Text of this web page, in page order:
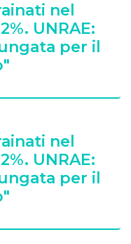
nel
UNRAE:
per il
nel
UNRAE:
per il